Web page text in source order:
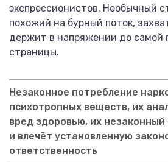
экспрессионистов. Необычный
похожий на бурный поток,
держит в напряжении до самой
страницы.
Незаконное потребление
психотропных веществ, их
вред здоровью, их
и влечёт установленную
ответственность